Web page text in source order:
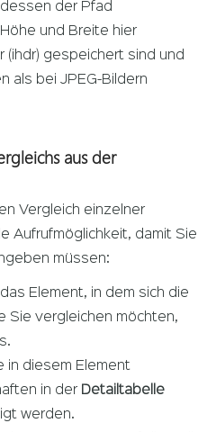
der Pfad
und Breite hier
(ihdr) gespeichert sind und
als bei JPEG-Bildern
aus der
Vergleich einzelner
Aufrufmöglichkeit, damit Sie
müssen:
Element, in dem sich die
Sie vergleichen möchten,
in diesem Element
in der Detailtabelle
werden.